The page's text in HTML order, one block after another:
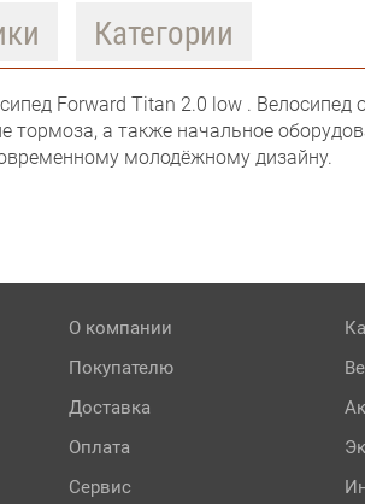
Категории
Forward Titan 2.0 low .
тормоза, а также начальное
молодёжному дизайну.
О компании
Покупателю
Доставка
Оплата
Сервис